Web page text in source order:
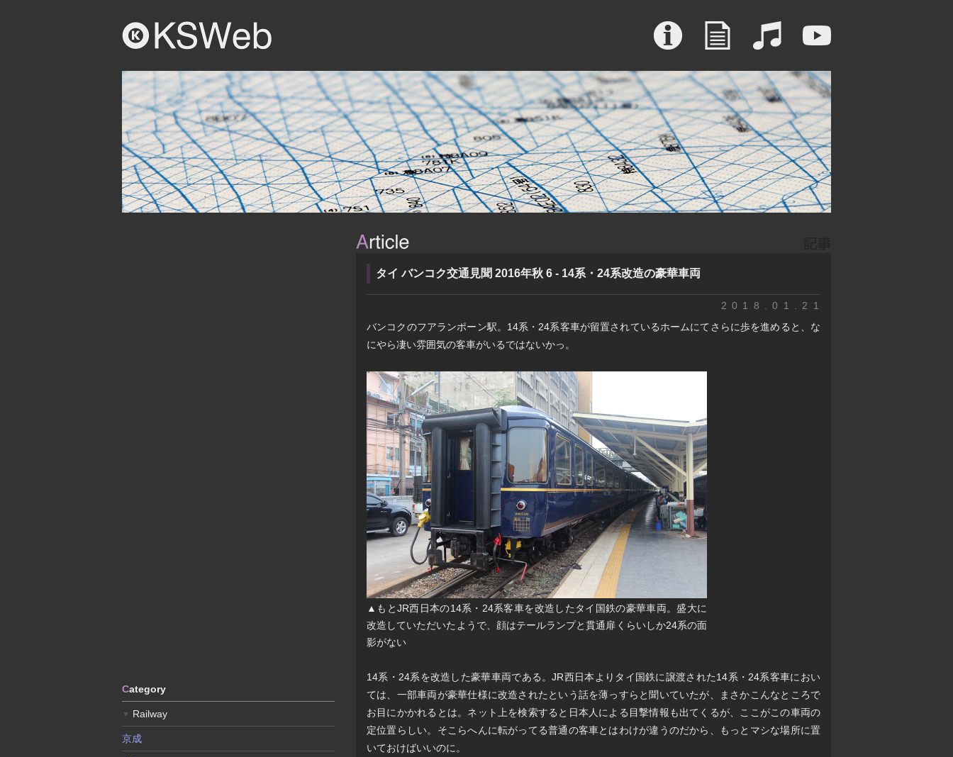
タイ バンコク交通見聞 2016年秋 6 - 14系・24系改造の豪華車両
2018.01.21
バンコクのフアランポーン駅。14系・24系客車が留置されているホームにてさらに歩を進めると、な
にやら凄い雰囲気の客車がいるではないかっ。
▲もとJR西日本の14系・24系客車を改造したタイ国鉄の豪華車両。盛大に
改造していただいたようで、顔はテールランプと貫通扉くらいしか24系の面
影がない
14系・24系を改造した豪華車両である。JR西日本よりタイ国鉄に譲渡された14系・24系客車におい
ては、一部車両が豪華仕様に改造されたという話を薄っすらと聞いていたが、まさかこんなところで
お目にかかれるとは。ネット上を検索すると日本人による目撃情報も出てくるが、ここがこの車両の
定位置らしい。そこらへんに転がってる普通の客車とはわけが違うのだから、もっとマシな場所に置
いておけばいいのに。
Category
▼ Railway
京成